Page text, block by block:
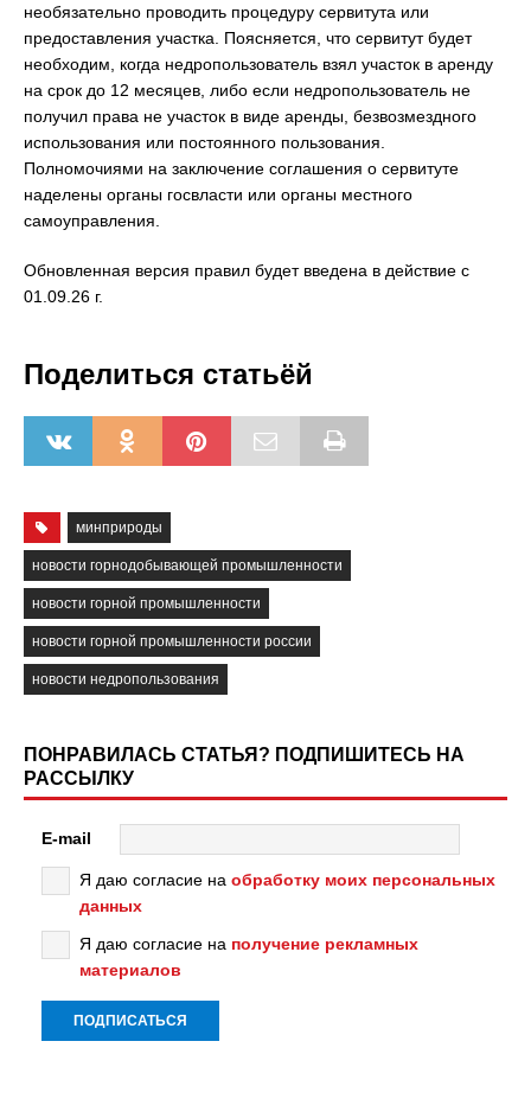
необязательно проводить процедуру сервитута или
предоставления участка. Поясняется, что сервитут будет
необходим, когда недропользователь взял участок в аренду
на срок до 12 месяцев, либо если недропользователь не
получил права не участок в виде аренды, безвозмездного
использования или постоянного пользования.
Полномочиями на заключение соглашения о сервитуте
наделены органы госвласти или органы местного
самоуправления.
Обновленная версия правил будет введена в действие с
01.09.26 г.
Поделиться статьёй
минприроды
новости горнодобывающей промышленности
новости горной промышленности
новости горной промышленности россии
новости недропользования
ПОНРАВИЛАСЬ СТАТЬЯ? ПОДПИШИТЕСЬ НА
РАССЫЛКУ
E-mail
Я даю согласие на обработку моих персональных
данных
Я даю согласие на получение рекламных
материалов